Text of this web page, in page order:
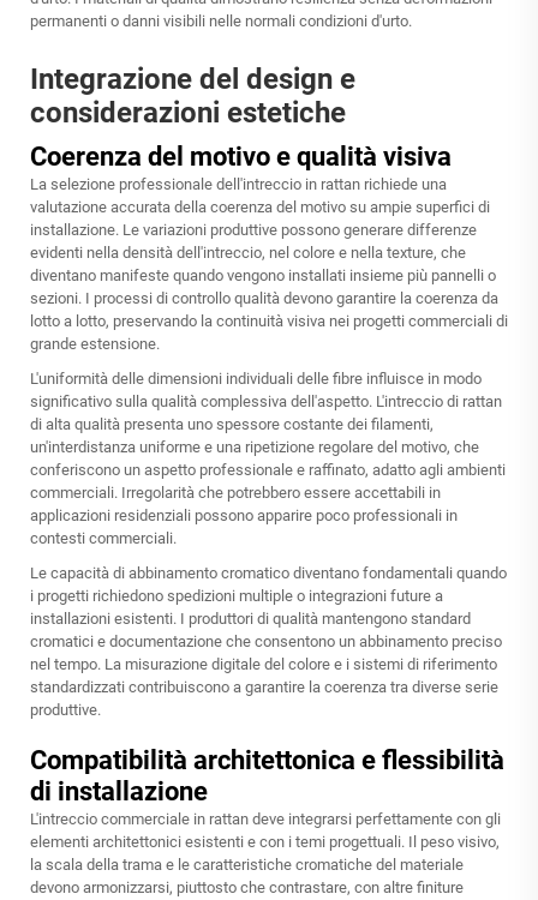
permanenti o danni visibili nelle normali condizioni d'urto.
Integrazione del design e
considerazioni estetiche
Coerenza del motivo e qualità visiva
La selezione professionale dell'intreccio in rattan richiede una
valutazione accurata della coerenza del motivo su ampie superfici di
installazione. Le variazioni produttive possono generare differenze
evidenti nella densità dell'intreccio, nel colore e nella texture, che
diventano manifeste quando vengono installati insieme più pannelli o
sezioni. I processi di controllo qualità devono garantire la coerenza da
lotto a lotto, preservando la continuità visiva nei progetti commerciali di
grande estensione.
L'uniformità delle dimensioni individuali delle fibre influisce in modo
significativo sulla qualità complessiva dell'aspetto. L'intreccio di rattan
di alta qualità presenta uno spessore costante dei filamenti,
un'interdistanza uniforme e una ripetizione regolare del motivo, che
conferiscono un aspetto professionale e raffinato, adatto agli ambienti
commerciali. Irregolarità che potrebbero essere accettabili in
applicazioni residenziali possono apparire poco professionali in
contesti commerciali.
Le capacità di abbinamento cromatico diventano fondamentali quando
i progetti richiedono spedizioni multiple o integrazioni future a
installazioni esistenti. I produttori di qualità mantengono standard
cromatici e documentazione che consentono un abbinamento preciso
nel tempo. La misurazione digitale del colore e i sistemi di riferimento
standardizzati contribuiscono a garantire la coerenza tra diverse serie
produttive.
Compatibilità architettonica e flessibilità
di installazione
L'intreccio commerciale in rattan deve integrarsi perfettamente con gli
elementi architettonici esistenti e con i temi progettuali. Il peso visivo,
la scala della trama e le caratteristiche cromatiche del materiale
devono armonizzarsi, piuttosto che contrastare, con altre finiture